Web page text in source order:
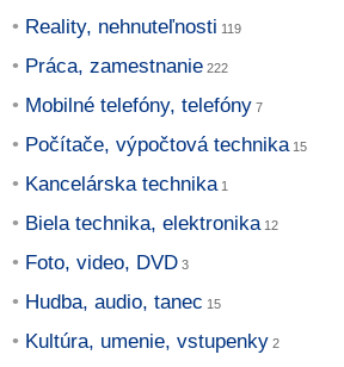
Reality, nehnuteľnosti
Práca, zamestnanie
Mobilné telefóny, telefóny
Počítače, výpočtová technika
Kancelárska technika
Biela technika, elektronika
Foto, video, DVD
Hudba, audio, tanec
Kultúra, umenie, vstupenky